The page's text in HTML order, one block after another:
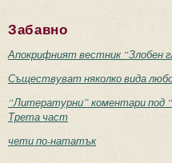
Забавно
Апокрифният вестник “Злобен
Съществуват няколко вида
“Литературни” коментари под
Трета част
чети по-нататък